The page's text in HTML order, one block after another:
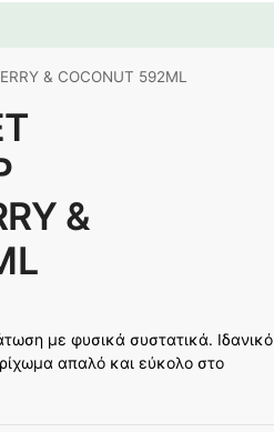
& COCONUT 592ML
&
με φυσικά συστατικά. Ιδανικό
απαλό και εύκολο στο